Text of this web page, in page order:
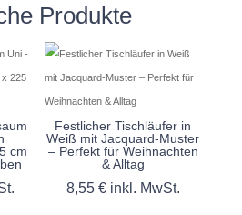
Produkte
cm
Festlicher Tischläufer in
Weiß mit Jacquard-Muster
– Perfekt für Weihnachten
& Alltag
8,55 € inkl. MwSt.